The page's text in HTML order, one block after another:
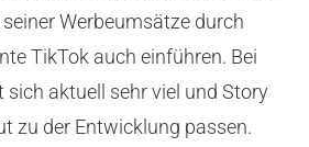
Werbeumsätze durch
TikTok auch einführen. Bei
sich aktuell sehr viel und Story
zu der Entwicklung passen.